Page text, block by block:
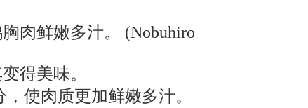
肉鲜嫩多汁。 (Nobuhiro
得美味。
使肉质更加鲜嫩多汁。